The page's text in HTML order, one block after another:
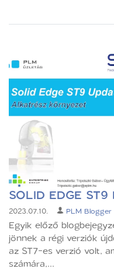
SOLID EDGE ST9
2023.07.10. PLM Blogger
Egyik előző
jönnek a régi verziók
az ST7-es verzió volt,
számára,...